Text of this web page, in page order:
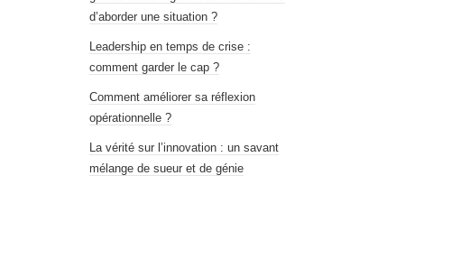
d’aborder une situation ?
Leadership en temps de crise :
comment garder le cap ?
Comment améliorer sa réflexion
opérationnelle ?
La vérité sur l’innovation : un savant
mélange de sueur et de génie